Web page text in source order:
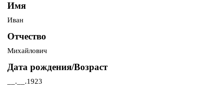
Имя
Иван
Отчество
Михайлович
Дата рождения/Возраст
__.__.1923